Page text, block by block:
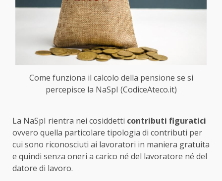
Come funziona il calcolo della pensione se si
percepisce la NaSpI (CodiceAteco.it)
La NaSpI rientra nei cosiddetti contributi figuratici
ovvero quella particolare tipologia di contributi per
cui sono riconosciuti ai lavoratori in maniera gratuita
e quindi senza oneri a carico né del lavoratore né del
datore di lavoro.